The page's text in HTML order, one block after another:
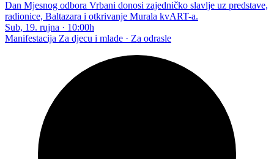
Dan Mjesnog odbora Vrbani donosi zajedničko slavlje uz predstave,
radionice, Baltazara i otkrivanje Murala kvART-a.
Sub, 19. rujna · 10:00h
Manifestacija Za djecu i mlade · Za odrasle